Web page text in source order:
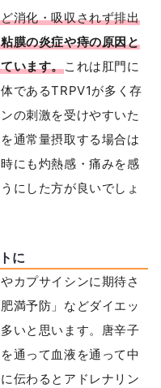
消化・吸収されず排出
膜の炎症や痔の原因と
います。これは肛門に
であるTRPV1が多く存
の刺激を受けやすいた
通常量摂取する場合は
にも灼熱感・痛みを感
にした方が良いでしょ
に
カプサイシンに期待さ
満予防」などダイエッ
いと思います。唐辛子
通って血液を通って中
伝わるとアドレナリン